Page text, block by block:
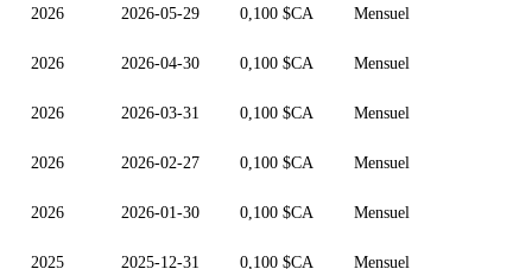
2026 2026-05-29 0,100 $CA Mensuel
2026 2026-04-30 0,100 $CA Mensuel
2026 2026-03-31 0,100 $CA Mensuel
2026 2026-02-27 0,100 $CA Mensuel
2026 2026-01-30 0,100 $CA Mensuel
2025 2025-12-31 0,100 $CA Mensuel